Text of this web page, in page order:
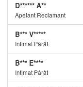
D****** A**
Apelant Reclamant
B*** V*****
Intimat Pârât
B*** E****
Intimat Pârât